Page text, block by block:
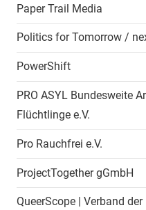
Paper Trail Media
Politics for Tomorrow /
PowerShift
PRO ASYL Bundesweite
Flüchtlinge e.V.
Pro Rauchfrei e.V.
ProjectTogether gGmbH
QueerScope | Verband